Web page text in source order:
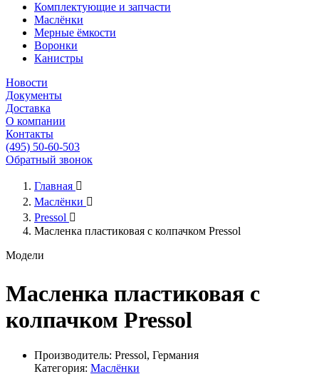
Комплектующие и запчасти
Маслёнки
Мерные ёмкости
Воронки
Канистры
Новости
Документы
Доставка
О компании
Контакты
(495) 50-60-503
Обратный звонок
Главная 
Маслёнки 
Pressol 
Масленка пластиковая с колпачком Pressol
Модели
Масленка пластиковая с
колпачком Pressol
Производитель: Pressol, Германия
Категория: Маслёнки